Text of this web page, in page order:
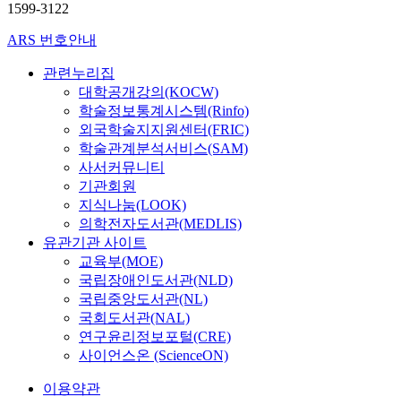
1599-3122
ARS 번호안내
관련누리집
대학공개강의(KOCW)
학술정보통계시스템(Rinfo)
외국학술지지원센터(FRIC)
학술관계분석서비스(SAM)
사서커뮤니티
기관회원
지식나눔(LOOK)
의학전자도서관(MEDLIS)
유관기관 사이트
교육부(MOE)
국립장애인도서관(NLD)
국립중앙도서관(NL)
국회도서관(NAL)
연구윤리정보포털(CRE)
사이언스온 (ScienceON)
이용약관